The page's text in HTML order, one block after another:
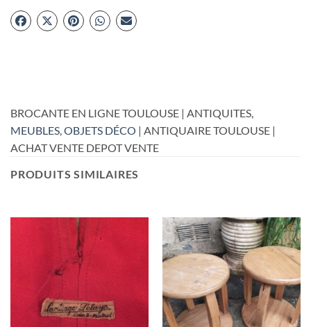
BROCANTE EN LIGNE TOULOUSE | ANTIQUITES,
MEUBLES OBJETS DÉCO | ANTIQUAIRE TOULOUSE |
ACHAT VENTE DEPOT VENTE
PRODUITS SIMILAIRES
RUPTURE DE STOCK RUPTURE DE STOCK